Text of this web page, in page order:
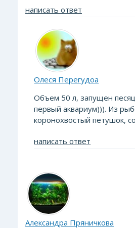
написать ответ
Олеся Перегудоа
Объем 50 л, запущен
первый аквариум))). Из
коронохвостый петушок,
написать ответ
Александра Пряничкова